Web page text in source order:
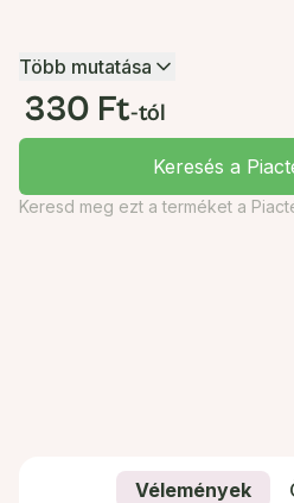
Több mutatása
330 Ft-tól
Keresés a
Keresd meg ezt a terméket a
Vélemények